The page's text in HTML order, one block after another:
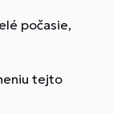
počasie,
tejto